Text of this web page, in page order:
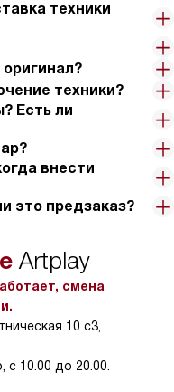
техники
техники?
Есть ли
внести
это предзаказ?
Artplay
смена
10 с3,
10.00 до 20.00.